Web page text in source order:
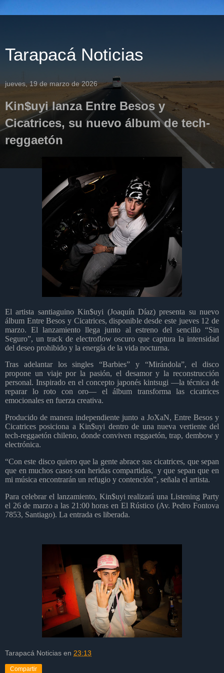
Tarapacá Noticias
jueves, 19 de marzo de 2026
Kin$uyi lanza Entre Besos y
Cicatrices, su nuevo álbum de tech-
reggaetón
El artista santiaguino Kin$uyi (Joaquín Díaz) presenta su nuevo
álbum Entre Besos y Cicatrices, disponible desde este jueves 12 de
marzo. El lanzamiento llega junto al estreno del sencillo “Sin
Seguro”, un track de electroflow oscuro que captura la intensidad
del deseo prohibido y la energía de la vida nocturna.
Tras adelantar los singles “Barbies” y “Mirándola”, el disco
propone un viaje por la pasión, el desamor y la reconstrucción
personal. Inspirado en el concepto japonés kintsugi —la técnica de
reparar lo roto con oro— el álbum transforma las cicatrices
emocionales en fuerza creativa.
Producido de manera independiente junto a JoXaN, Entre Besos y
Cicatrices posiciona a Kin$uyi dentro de una nueva vertiente del
tech-reggaetón chileno, donde conviven reggaetón, trap, dembow y
electrónica.
“Con este disco quiero que la gente abrace sus cicatrices, que sepan
que en muchos casos son heridas compartidas, y que sepan que en
mi música encontrarán un refugio y contención”, señala el artista.
Para celebrar el lanzamiento, Kin$uyi realizará una Listening Party
el 26 de marzo a las 21:00 horas en El Rústico (Av. Pedro Fontova
7853, Santiago). La entrada es liberada.
Tarapacá Noticias en 23:13
Compartir